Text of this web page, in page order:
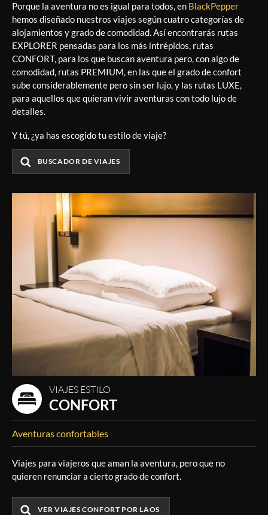
Porque la aventura no es igual para todos, en BlackPepper
hemos diseñado nuestros viajes según cuatro categorías de
alojamientos y grado de comodidad. Así encontrarás rutas
EXPLORER pensadas para los más intrépidos, rutas
CONFORT, para los que buscan aventura pero, con algo de
comodidad, rutas PREMIUM, en las que el grado de confort
sube considerablemente pero sin ser lujo, y las rutas LUXE,
para aquellos que quieran vivir aventuras con todo lujo de
detalles.
Y tú, ¿ya has escogido tu estilo de viaje?
BUSCADOR DE VIAJES
VIAJES ESTILO
CONFORT
Aventuras confortables
Viajes para viajeros que aman la aventura, pero que no
quieren renunciar a cierto grado de confort.
VER VIAJES CONFORT POR LAOS